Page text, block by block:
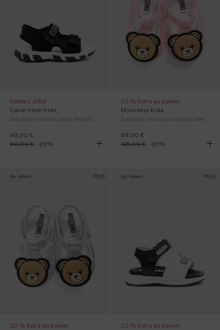
Soldes d'Été
Calvin Klein Kids
48,00 €
60,00 € -20%
20 % Extra au panier
Moschino Kids
88,00 €
125,00 €
-30%
Au rabais PE26
20 % Extra au panier
Au rabais PE26
20 % Extra au panier